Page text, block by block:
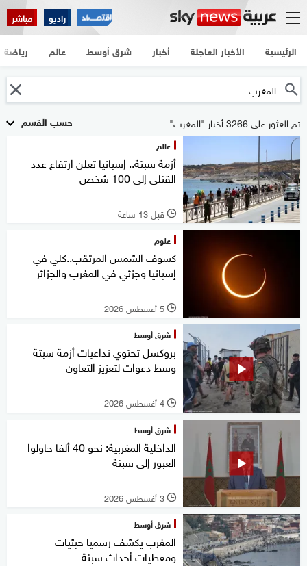
راديو مباشر
الرئيسية الأخبار العاجلة أخبار شرق أوسط عالم رياضة
حسب القسم تم العثور على 3266 أخبار "المغرب"
عالم
أزمة سبتة.. إسبانيا تعلن ارتفاع عدد
القتلى إلى 100 شخص
l قبل 13 ساعة
علوم
كسوف الشمس المرتقب..كلي في
إسبانيا وجزئي في المغرب والجزائر
l 5 أغسطس 2026
شرق أوسط
بروكسل تحتوي تداعيات أزمة سبتة
وسط دعوات لتعزيز التعاون
l 4 أغسطس 2026
شرق أوسط
الداخلية المغربية: نحو 40 ألفا حاولوا
العبور إلى سبتة
l 3 أغسطس 2026
شرق أوسط
المغرب يكشف رسميا حيثيات
ومعطيات أحداث سبتة